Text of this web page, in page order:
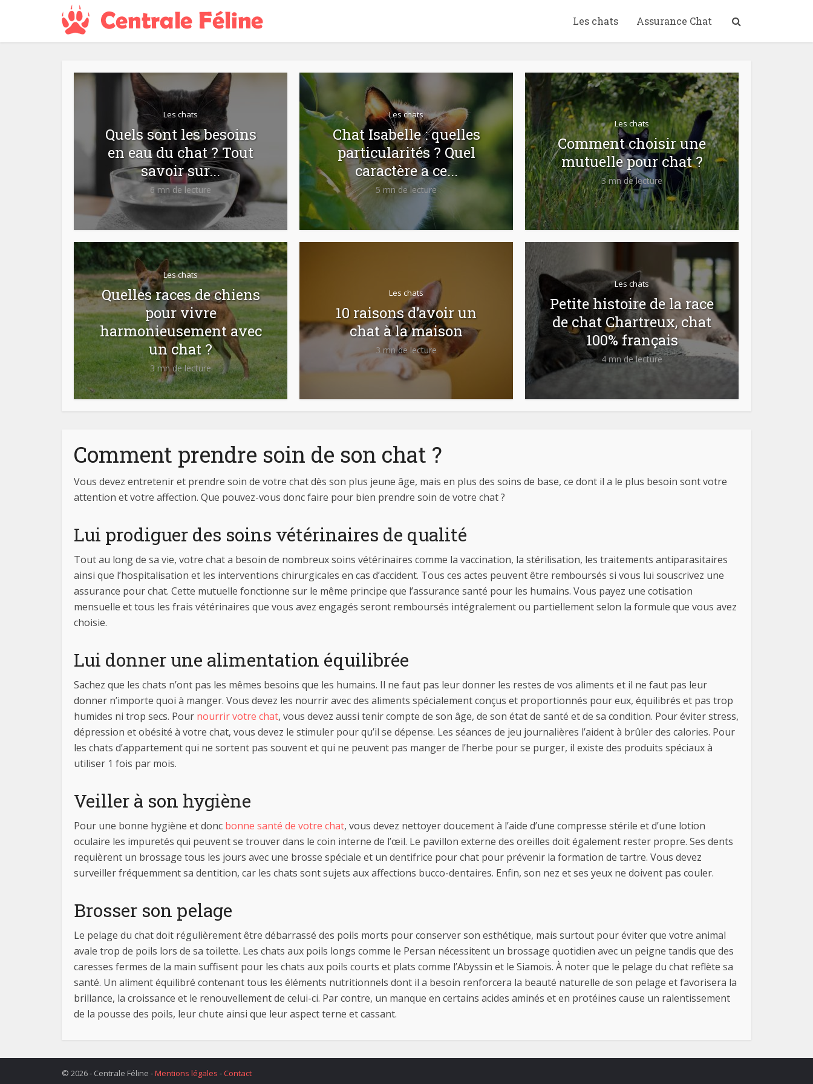
Les chats Assurance Chat
Les chats
Quels sont les besoins
en eau du chat ? Tout
savoir sur...
6 mn de lecture
Les chats
Chat Isabelle : quelles
particularités ? Quel
caractère a ce...
5 mn de lecture
Les chats
Comment choisir une
mutuelle pour chat ?
3 mn de lecture
Les chats
Quelles races de chiens
pour vivre
harmonieusement avec
un chat ?
3 mn de lecture
Les chats
10 raisons d’avoir un
chat à la maison
3 mn de lecture
Les chats
Petite histoire de la race
de chat Chartreux, chat
100% français
4 mn de lecture
Comment prendre soin de son chat ?
Vous devez entretenir et prendre soin de votre chat dès son plus jeune âge, mais en plus des soins de base, ce dont il a le plus besoin sont votre
attention et votre affection. Que pouvez-vous donc faire pour bien prendre soin de votre chat ?
Lui prodiguer des soins vétérinaires de qualité
Tout au long de sa vie, votre chat a besoin de nombreux soins vétérinaires comme la vaccination, la stérilisation, les traitements antiparasitaires
ainsi que l’hospitalisation et les interventions chirurgicales en cas d’accident. Tous ces actes peuvent être remboursés si vous lui souscrivez une
assurance pour chat. Cette mutuelle fonctionne sur le même principe que l’assurance santé pour les humains. Vous payez une cotisation
mensuelle et tous les frais vétérinaires que vous avez engagés seront remboursés intégralement ou partiellement selon la formule que vous avez
choisie.
Lui donner une alimentation équilibrée
Sachez que les chats n’ont pas les mêmes besoins que les humains. Il ne faut pas leur donner les restes de vos aliments et il ne faut pas leur
donner n’importe quoi à manger. Vous devez les nourrir avec des aliments spécialement conçus et proportionnés pour eux, équilibrés et pas trop
humides ni trop secs. Pour nourrir votre chat, vous devez aussi tenir compte de son âge, de son état de santé et de sa condition. Pour éviter stress,
dépression et obésité à votre chat, vous devez le stimuler pour qu’il se dépense. Les séances de jeu journalières l’aident à brûler des calories. Pour
les chats d’appartement qui ne sortent pas souvent et qui ne peuvent pas manger de l’herbe pour se purger, il existe des produits spéciaux à
utiliser 1 fois par mois.
Veiller à son hygiène
Pour une bonne hygiène et donc bonne santé de votre chat, vous devez nettoyer doucement à l’aide d’une compresse stérile et d’une lotion
oculaire les impuretés qui peuvent se trouver dans le coin interne de l’œil. Le pavillon externe des oreilles doit également rester propre. Ses dents
requièrent un brossage tous les jours avec une brosse spéciale et un dentifrice pour chat pour prévenir la formation de tartre. Vous devez
surveiller fréquemment sa dentition, car les chats sont sujets aux affections bucco-dentaires. Enfin, son nez et ses yeux ne doivent pas couler.
Brosser son pelage
Le pelage du chat doit régulièrement être débarrassé des poils morts pour conserver son esthétique, mais surtout pour éviter que votre animal
avale trop de poils lors de sa toilette. Les chats aux poils longs comme le Persan nécessitent un brossage quotidien avec un peigne tandis que des
caresses fermes de la main suffisent pour les chats aux poils courts et plats comme l’Abyssin et le Siamois. À noter que le pelage du chat reflète sa
santé. Un aliment équilibré contenant tous les éléments nutritionnels dont il a besoin renforcera la beauté naturelle de son pelage et favorisera la
brillance, la croissance et le renouvellement de celui-ci. Par contre, un manque en certains acides aminés et en protéines cause un ralentissement
de la pousse des poils, leur chute ainsi que leur aspect terne et cassant.
© 2026 - Centrale Féline -Mentions légales -Contact